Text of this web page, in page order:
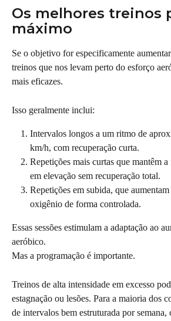
Os melhores treinos
máximo
Se o objetivo for especificamente
treinos que nos levam perto do esforço
mais eficazes.
Isso geralmente inclui:
Intervalos longos a um ritmo de
km/h, com recuperação curta.
Repetições mais curtas que mantêm
em elevação sem recuperação total.
Repetições em subida, que
oxigênio de forma controlada.
Essas sessões estimulam a adaptação ao
aeróbico.
Mas a programação é importante.
Treinos de alta intensidade em excesso
estagnação ou lesões. Para a maioria dos
de intervalos bem estruturada por